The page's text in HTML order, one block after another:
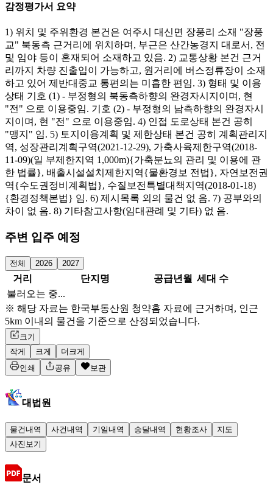
감정평가서 요약
1) 위치 및 주위환경 본건은 여주시 대신면 장풍리 소재 "장풍
교" 북동측 근거리에 위치하며, 부근은 산간농경지 대로서, 전
및 임야 등이 혼재되어 소재하고 있음. 2) 교통상황 본건 근거
리까지 차량 진출입이 가능하고, 원거리에 버스정류장이 소재
하고 있어 제반대중교 통편의는 미흡한 편임. 3) 형태 및 이용
상태 기호 (1) - 부정형의 북동측하향의 완경자시지이며, 현
"전" 으로 이용중임. 기호 (2) - 부정형의 남측하향의 완경자시
지이며, 현 "전" 으로 이용중임. 4) 인접 도로상태 본건 공히
"맹지" 임. 5) 토지이용계획 및 제한상태 본건 공히 계획관리지
역, 성장관리계획구역(2021-12-29), 가축사육제한구역(2018-
11-09)(일 부제한지역 1,000m){가축분뇨의 관리 및 이용에 관
한 법률}, 배출시설설치제한지역{물환경보 전법}, 자연보전권
역{수도권정비계획법}, 수질보전특별대책지역(2018-01-18)
{환경정책본법} 임. 6) 제시목록 외의 물건 없 음. 7) 공부와의
차이 없 음. 8) 기타참고사항(임대관례 및 기타) 없 음.
주변 입주 예정
전체 2026 2027
거리 단지명 공급년월 세대 수
불러오는 중...
※ 해당 자료는 한국부동산원 청약홈 자료에 근거하며, 인근
5km 이내의 물건을 기준으로 산정되었습니다.
크기
작게
크게
더크게
인쇄
공유 보관
대법원
물건내역 사건내역 기일내역 송달내역 현황조사
지도
사진보기
문서